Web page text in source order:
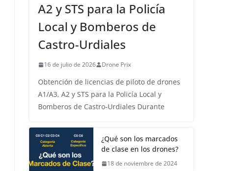
A2 y STS para la Policía
Local y Bomberos de
Castro-Urdiales
16 de julio de 2026 Drone Prix
Obtención de licencias de piloto de drones
A1/A3, A2 y STS para la Policía Local y
Bomberos de Castro-Urdiales Durante
¿Qué son los marcados
de clase en los drones?
18 de noviembre de 2024